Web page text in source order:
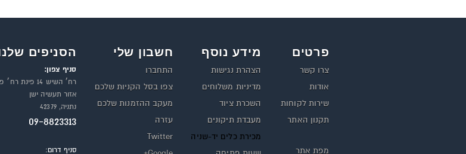
פרטים
צרו קשר
אודות
שירות לקוחות
תקנון האתר
מפת אתר
מידע נוסף
הצהרת נגישות
מדיניות משלוחים
השכרת ציוד
מעבדת תיקונים
מכירת כלים יד-שניה
חשבון שלי
התחברו
צפו בסל הקניות שלכם
מעקב ההזמנות שלכם
עזרה
Twitter
הסניפים
סניף צפון:
רח׳ השיש 14 פינת רח׳ פנקס
אזור תעשיה ישן
נתניה, 42379
09-8823313
סניף דרום: